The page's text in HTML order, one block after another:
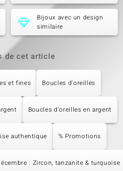
Bijoux avec un design
similaire
de cet article
et fines Boucles d'oreilles
Boucles d'oreilles en argent
authentique % Promotions
: Zircon, tanzanite & turquoise